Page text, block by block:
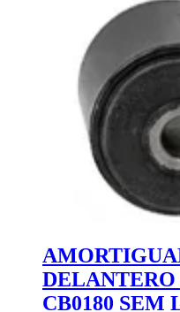
CB0180 SEM